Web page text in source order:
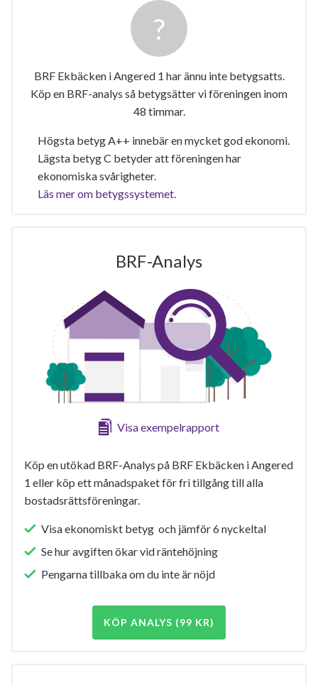
BRF Ekbäcken i Angered 1 har ännu inte betygsatts.
Köp en BRF-analys så betygsätter vi föreningen inom
48 timmar.
Högsta betyg A++ innebär en mycket god ekonomi.
Lägsta betyg C betyder att föreningen har
ekonomiska svårigheter.
Läs mer om betygssystemet.
BRF-Analys
Visa exempelrapport
Köp en utökad BRF-Analys på BRF Ekbäcken i Angered
1 eller köp ett månadspaket för fri tillgång till alla
bostadsrättsföreningar.
Visa ekonomiskt betyg och jämför 6 nyckeltal
Se hur avgiften ökar vid räntehöjning
Pengarna tillbaka om du inte är nöjd
KÖP ANALYS (99 KR)